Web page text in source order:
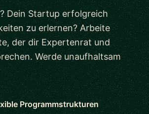
Dein Startup erfolgreich
zu erlernen? Arbeite
der dir Expertenrat und
Werde unaufhaltsam
Programmstrukturen